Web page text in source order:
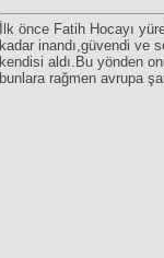
İlk önce Fatih Hocayı
kadar inandı,güvendi ve
kendisi aldı.Bu yönden
bunlara rağmen avrupa